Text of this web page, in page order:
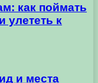
как поймать
улететь к
и места